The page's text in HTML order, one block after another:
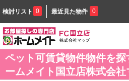
検討リスト 0 最近見た物件 0
ペット可賃貸物件物件を
ームメイト国立店株式会社